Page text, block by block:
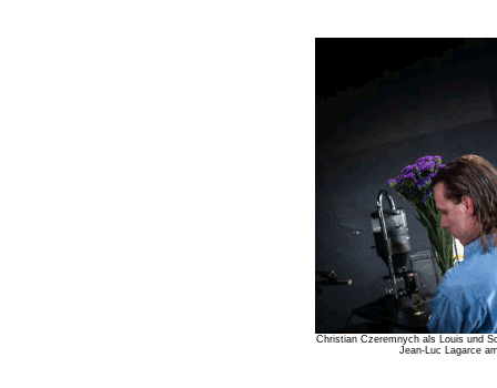
Christian Czeremnych als Louis und
Jean-Luc Lagarce